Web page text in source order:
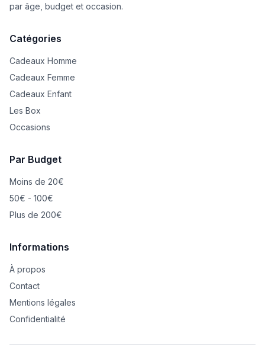
par âge, budget et occasion.
Catégories
Cadeaux Homme
Cadeaux Femme
Cadeaux Enfant
Les Box
Occasions
Par Budget
Moins de 20€
50€ - 100€
Plus de 200€
Informations
À propos
Contact
Mentions légales
Confidentialité